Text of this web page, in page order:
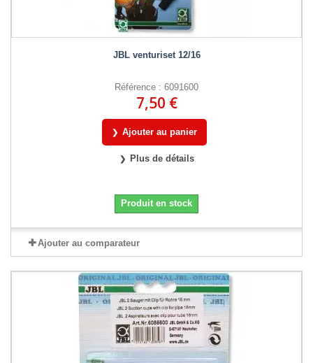
JBL venturiset 12/16
Référence : 6091600
7,50 €
Ajouter au panier
Plus de détails
Produit en stock
Ajouter au comparateur